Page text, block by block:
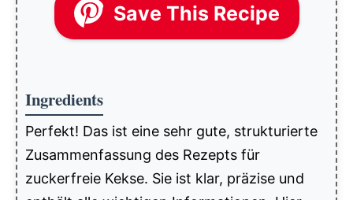
Save This Recipe
Ingredients
Perfekt! Das ist eine sehr gute, strukturierte
Zusammenfassung des Rezepts für
zuckerfreie Kekse. Sie ist klar, präzise und